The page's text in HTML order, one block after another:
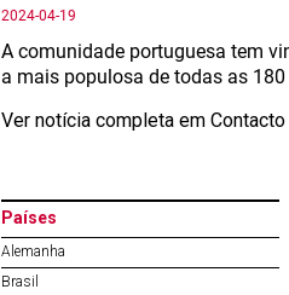
2024-04-19
A comunidade portuguesa tem
a mais populosa de todas as
Ver notícia completa em Contacto
Países
Alemanha
Brasil